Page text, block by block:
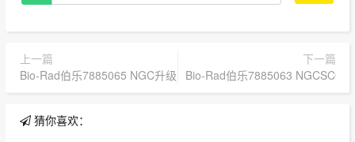
上一篇
Bio-Rad伯乐7885065 NGC升级套件，F100
下一篇
Bio-Rad伯乐7885063
猜你喜欢：